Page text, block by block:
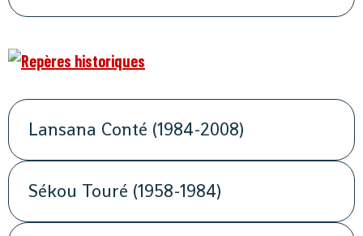
Lansana Conté (1984-2008)
Sékou Touré (1958-1984)